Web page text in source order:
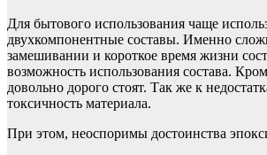
Для бытового использования чаще
двухкомпонентные составы. Именно
замешивании и короткое время жизни
возможность использования состава.
довольно дорого стоят. Так же к
токсичность материала.
При этом, неоспоримы достоинства